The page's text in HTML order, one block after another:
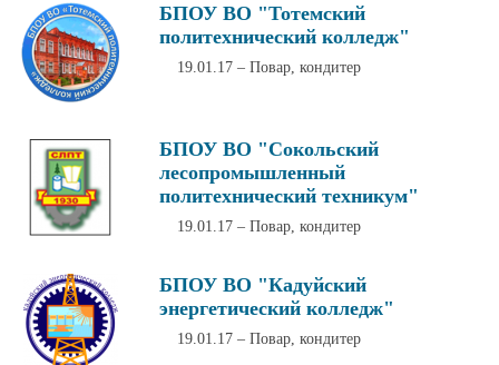
БПОУ ВО "Тотемский
политехнический колледж"
19.01.17 – Повар, кондитер
БПОУ ВО "Сокольский
лесопромышленный
политехнический техникум"
19.01.17 – Повар, кондитер
БПОУ ВО "Кадуйский
энергетический колледж"
19.01.17 – Повар, кондитер